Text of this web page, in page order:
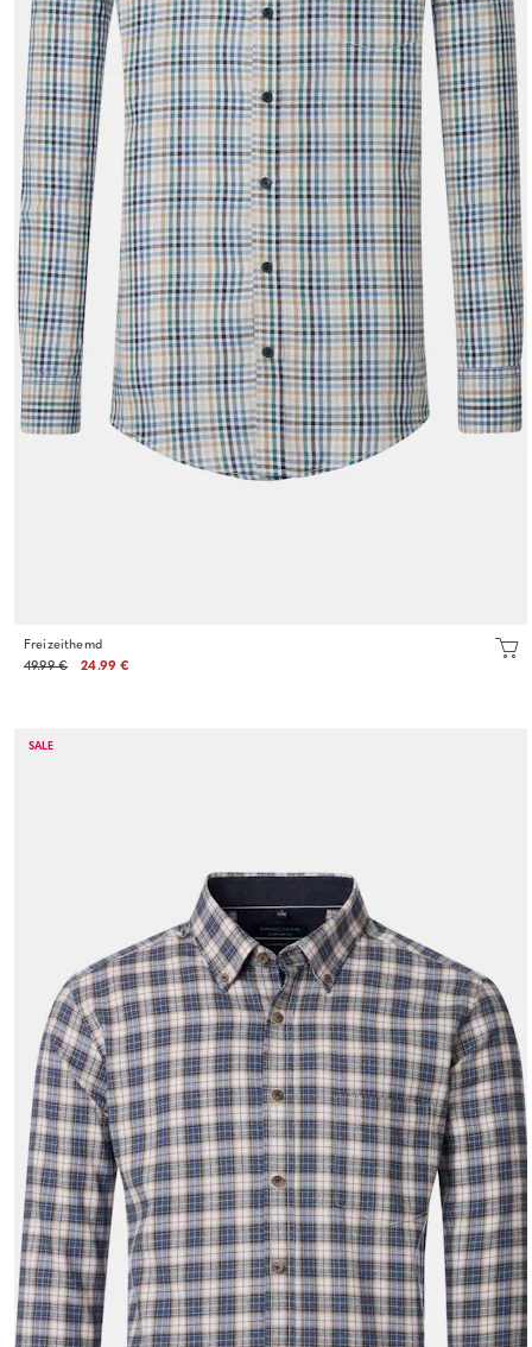
Freizeithemd
49.99 €
24.99 €
SALE